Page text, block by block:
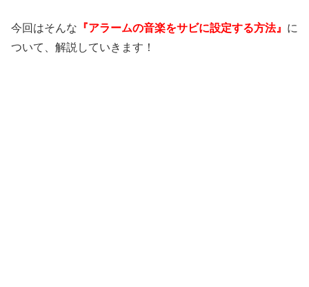
今回はそんな 『アラームの音楽をサビに設定する方法』 に
ついて、解説していきます！